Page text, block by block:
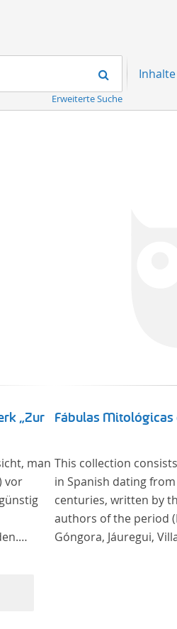
Suchen
Erweiterte Suche
Inhalte
„Zur
man
vor
Fábulas Mitológicas
This collection
in Spanish dating
centuries, written by
authors of the period
Góngora, Jáuregui,